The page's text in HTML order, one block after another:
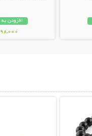
افزودن
498,000